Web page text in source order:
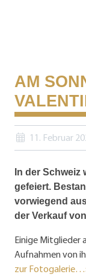
AM
11. Februar
In der Schweiz
gefeiert.
vorwiegend
der Verkauf
Einige Mitglieder
Aufnahmen von
zur